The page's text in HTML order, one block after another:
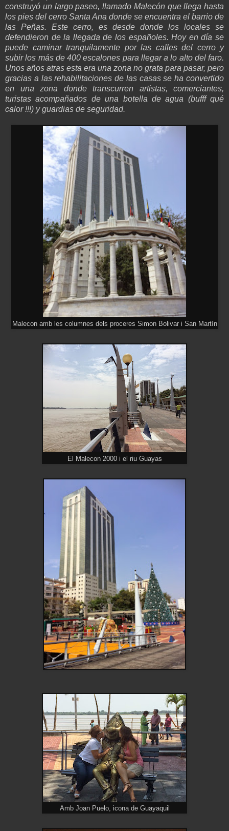
construyó un largo paseo, llamado Malecón que llega hasta
los pies del cerro Santa Ana donde se encuentra el barrio de
las Peñas. Este cerro, es desde donde los locales se
defendieron de la llegada de los españoles. Hoy en día se
puede caminar tranquilamente por las calles del cerro y
subir los más de 400 escalones para llegar a lo alto del faro.
Unos años atras esta era una zona no grata para pasar, pero
gracias a las rehabilitaciones de las casas se ha convertido
en una zona donde transcurren artistas, comerciantes,
turistas acompañados de una botella de agua (bufff qué
calor !!!) y guardias de seguridad.
Malecon amb les columnes dels proceres Simon Bolivar i San Martín
El Malecon 2000 i el riu Guayas
Amb Joan Puelo, icona de Guayaquil